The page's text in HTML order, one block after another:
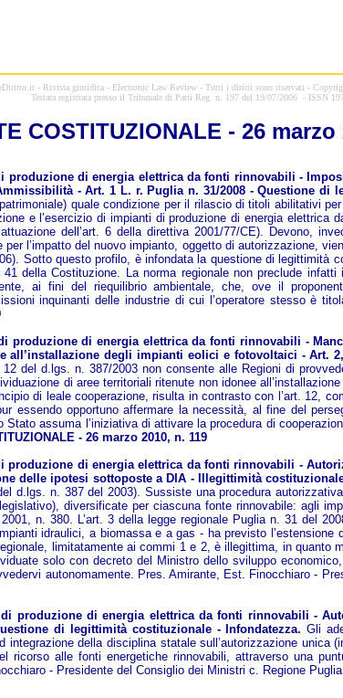
- Rivista giuridica - Electronic Law Review - Tutti i diritti sono riservati -
Testata registrata presso il Tribunale di Patti Reg. n. 197 del 19/07/2006 - ISSN
COSTITUZIONALE - 26 marzo
produzione di energia elettrica da fonti rinnovabili -
- Art. 1 L. r. Puglia n. 31/2008 - Questione di
quale condizione per il rilascio di titoli abilitativi
e l’esercizio di impianti di produzione di energia
dell’art. 6 della direttiva 2001/77/CE). Devono,
l’impatto del nuovo impianto, oggetto di autorizzazione,
Sotto questo profilo, è infondata la questione di legittimità
della Costituzione. La norma regionale non preclude
ai fini del riequilibrio ambientale, che, ove il
inquinanti delle industrie di cui l’operatore stesso è
produzione di energia elettrica da fonti rinnovabili -
degli impianti eolici e fotovoltaici - Art.
del d.lgs. n. 387/2003 non consente alle Regioni di
di aree territoriali ritenute non idonee
di leale cooperazione, risulta in contrasto con l’art. 12,
essendo opportuno affermare la necessità, al fine del
assuma l’iniziativa di attivare la procedura di
- 26 marzo 2010, n. 119
produzione di energia elettrica da fonti rinnovabili -
delle ipotesi sottoposte a DIA - Illegittimità
d.lgs. n. 387 del 2003). Sussiste una procedura
diversificate per ciascuna fonte rinnovabile: agli
n. 380. L’art. 3 della legge regionale Puglia n. 31 del
idraulici, a biomassa e a gas - ha previsto
limitatamente ai commi 1 e 2, è illegittima, in
solo con decreto del Ministro dello sviluppo
autonomamente. Pres. Amirante, Est. Finocchiaro -
di produzione di energia elettrica da fonti rinnovabili -
di legittimità costituzionale - Infondatezza.Gli
della disciplina statale sull’autorizzazione
alle fonti energetiche rinnovabili, attraverso una
- Presidente del Consiglio dei Ministri c. Regione